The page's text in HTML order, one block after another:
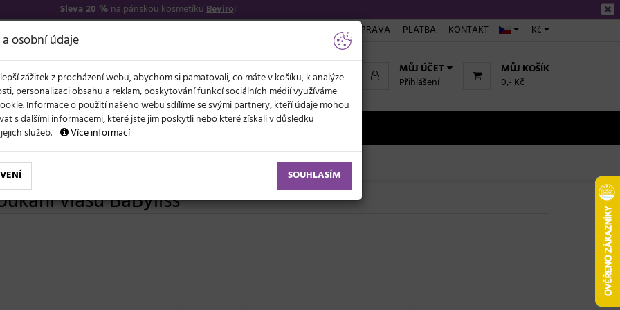
Sleva 20 % na pánskou kosmetikuBeviro!
Kč
DOPRAVA PLATBA KONTAKT
MŮJ KOŠÍK
0,- Kč
MŮJ ÚČET
Přihlášení
NOVĚ LÉTO A VLASY AKCE
vlasů BaByliss
osobní údaje
zážitek z procházení webu, abychom si pamatovali, co máte v košíku, k analýze
personalizaci obsahu a reklam, poskytování funkcí sociálních médií využíváme
Informace o použití našeho webu sdílíme se svými partnery, kteří údaje mohou
s dalšími informacemi, které jste jim poskytli nebo které získali v důsledku
služeb.
Více informací
SOUHLASÍM